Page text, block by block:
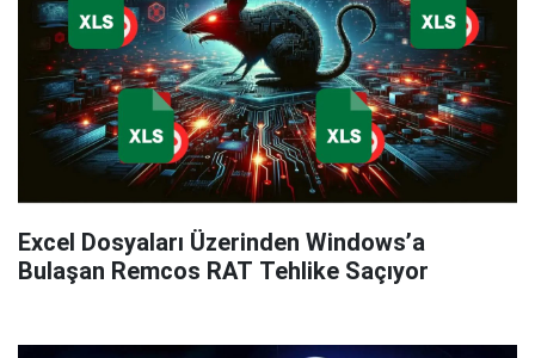
Excel Dosyaları Üzerinden Windows’a
Bulaşan Remcos RAT Tehlike Saçıyor